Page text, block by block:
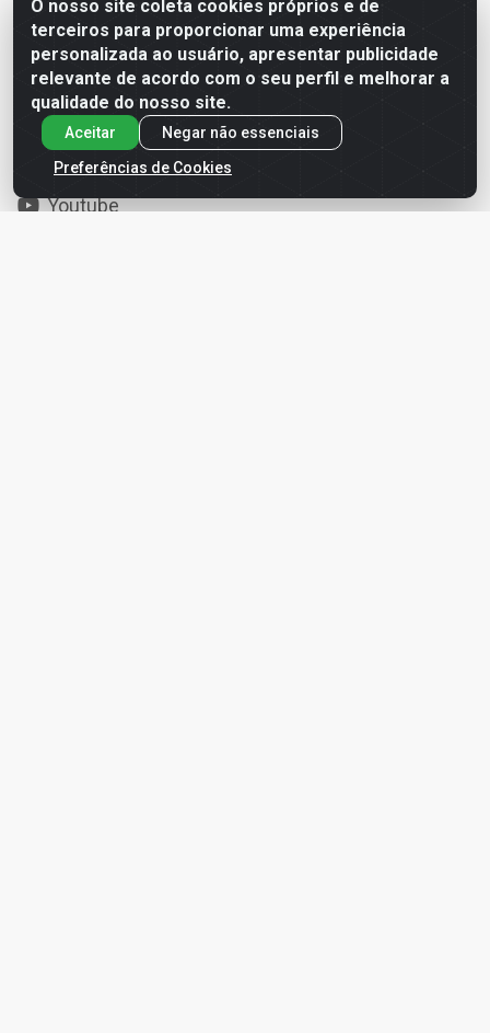
O nosso site coleta cookies próprios e de
terceiros para proporcionar uma experiência
personalizada ao usuário, apresentar publicidade
relevante de acordo com o seu perfil e melhorar a
qualidade do nosso site.
Aceitar
Negar não essenciais
Preferências de Cookies
Política de devolução, troca, arrependimento e
cancelamento
Redes Sociais
Instagram
Facebook
Youtube